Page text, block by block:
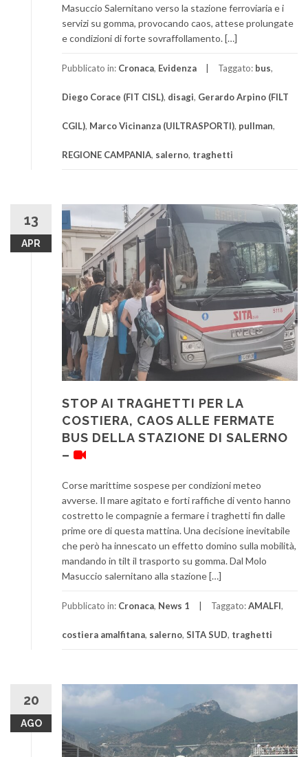
Masuccio Salernitano verso la stazione ferroviaria e i
servizi su gomma, provocando caos, attese prolungate
e condizioni di forte sovraffollamento. […]
Pubblicato in: Cronaca, Evidenza Taggato: bus,
Diego Corace (FIT CISL), disagi, Gerardo Arpino (FILT
CGIL), Marco Vicinanza (UILTRASPORTI), pullman,
REGIONE CAMPANIA, salerno, traghetti
13
APR
STOP AI TRAGHETTI PER LA
COSTIERA, CAOS ALLE FERMATE
BUS DELLA STAZIONE DI SALERNO
–
Corse marittime sospese per condizioni meteo
avverse. Il mare agitato e forti raffiche di vento hanno
costretto le compagnie a fermare i traghetti fin dalle
prime ore di questa mattina. Una decisione inevitabile
che però ha innescato un effetto domino sulla mobilità,
mandando in tilt il trasporto su gomma. Dal Molo
Masuccio salernitano alla stazione […]
Pubblicato in: Cronaca, News 1 Taggato:AMALFI,
costiera amalfitana, salerno, SITA SUD, traghetti
20
AGO